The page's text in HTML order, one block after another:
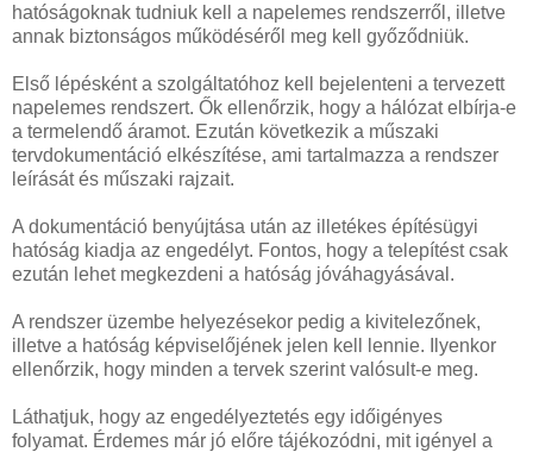
hatóságoknak tudniuk kell a napelemes rendszerről, illetve
annak biztonságos működéséről meg kell győződniük.
Első lépésként a szolgáltatóhoz kell bejelenteni a tervezett
napelemes rendszert. Ők ellenőrzik, hogy a hálózat elbírja-e
a termelendő áramot. Ezután következik a műszaki
tervdokumentáció elkészítése, ami tartalmazza a rendszer
leírását és műszaki rajzait.
A dokumentáció benyújtása után az illetékes építésügyi
hatóság kiadja az engedélyt. Fontos, hogy a telepítést csak
ezután lehet megkezdeni a hatóság jóváhagyásával.
A rendszer üzembe helyezésekor pedig a kivitelezőnek,
illetve a hatóság képviselőjének jelen kell lennie. Ilyenkor
ellenőrzik, hogy minden a tervek szerint valósult-e meg.
Láthatjuk, hogy az engedélyeztetés egy időigényes
folyamat. Érdemes már jó előre tájékozódni, mit igényel a